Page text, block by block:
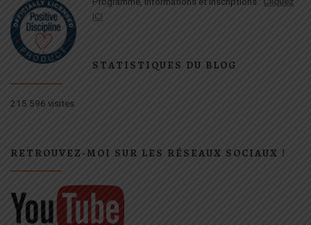
ICI
STATISTIQUES DU BLOG
215 596 visites
RETROUVEZ-MOI SUR LES RÉSEAUX SOCIAUX !